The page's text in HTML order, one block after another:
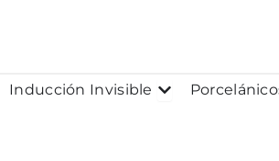
Inducción Invisible Abrir Inducción